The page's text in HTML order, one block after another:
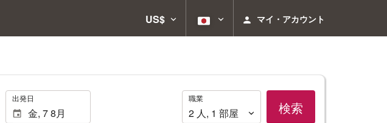
US$ マイ・アカウント
. 出発日
職
業
職業
2 人, 1 部屋 検索